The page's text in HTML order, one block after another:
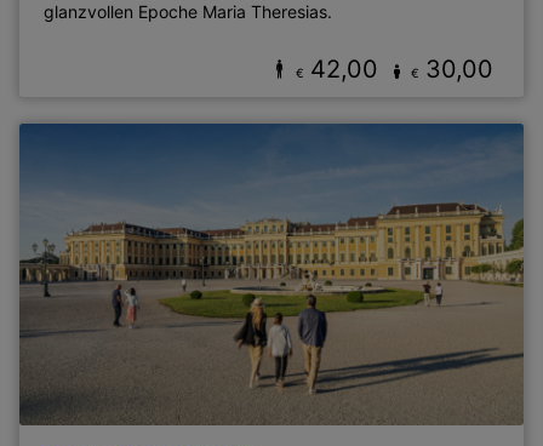
glanzvollen Epoche Maria Theresias.
€ 42,00 € 30,00